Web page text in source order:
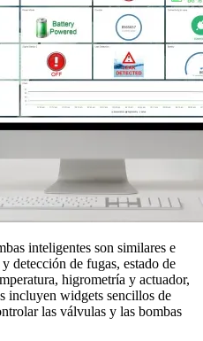
inteligentes son similares e
detección de fugas, estado de
higrometría y actuador,
incluyen widgets sencillos de
las válvulas y las bombas